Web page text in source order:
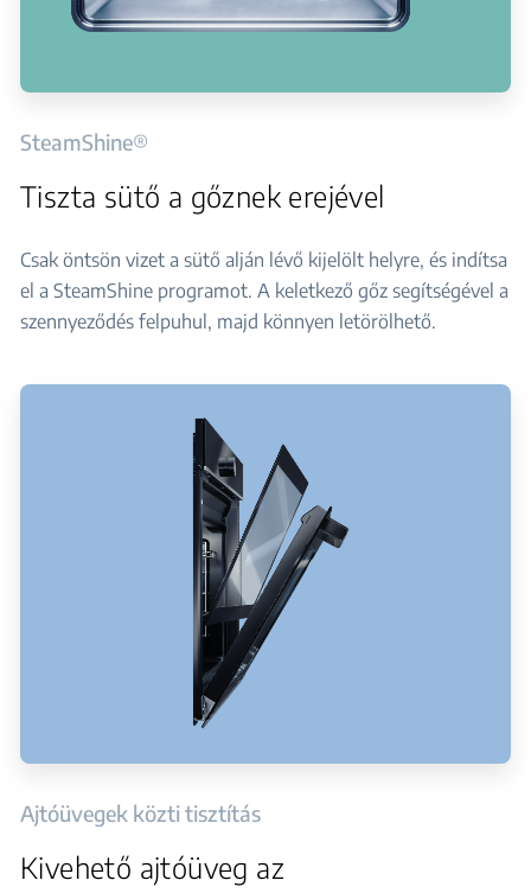
SteamShine®
Tiszta sütő a gőznek erejével
Csak öntsön vizet a sütő alján lévő kijelölt helyre, és indítsa
el a SteamShine programot. A keletkező gőz segítségével a
szennyeződés felpuhul, majd könnyen letörölhető.
Ajtóüvegek közti tisztítás
Kivehető ajtóüveg az